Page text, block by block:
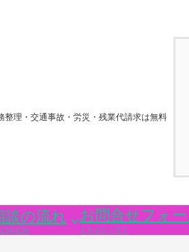
理・交通事故・労災・残業代請求は無料
談の流れ お問合せフォー
ＥＮＱＵＩＲＹ